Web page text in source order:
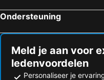
Ondersteuning
Meld je aan voor
ledenvoordelen
Personaliseer je